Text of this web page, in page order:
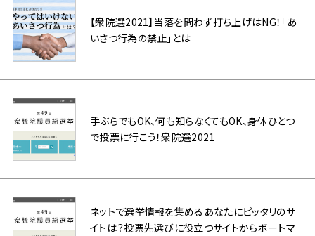
【衆院選2021】当落を問わず打ち上げはNG！「あ
いさつ行為の禁止」とは
手ぶらでもOK、何も知らなくてもOK、身体ひとつ
で投票に行こう！衆院選2021
ネットで選挙情報を集めるあなたにピッタリのサ
イトは？投票先選びに役立つサイトからボートマ